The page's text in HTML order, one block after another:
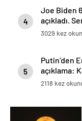
4
Joe Biden
açıkladı.
3029 kez
5
Putin’den
açıklama:
2118 kez